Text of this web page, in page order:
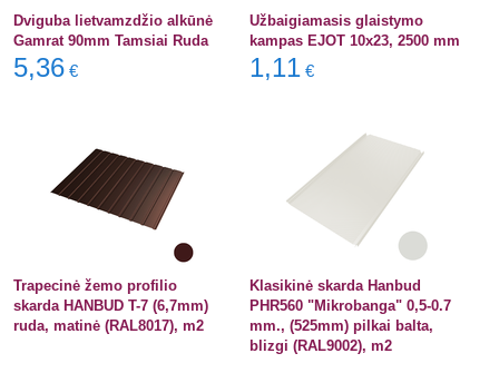
Dviguba lietvamzdžio alkūnė
Gamrat 90mm Tamsiai Ruda
5,36 €
Užbaigiamasis glaistymo
kampas EJOT 10x23, 2500 mm
1,11 €
Trapecinė žemo profilio
skarda HANBUD T-7 (6,7mm)
ruda, matinė (RAL8017), m2
Klasikinė skarda Hanbud
PHR560 "Mikrobanga" 0,5-0.7
mm., (525mm) pilkai balta,
blizgi (RAL9002), m2